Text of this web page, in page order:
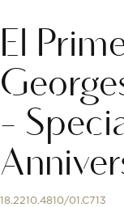
El
-
18.2210.4810/01.C713